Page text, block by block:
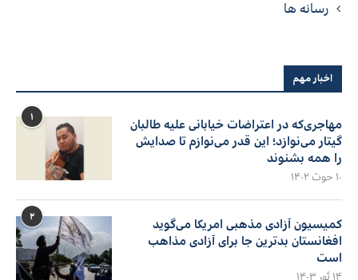
رسانه ها
اخبار مهم
۱
مهاجری‌که در اعتراضات خیابانی علیه طالبان
گیتار می‌نوازد؛ این قدر می‌نوازم تا صدایش
را همه بشنوند
۱۰ حوت ۱۴۰۲
۲
کمیسیون آزادی مذهبی امریکا می‌گوید
افغانستان بدترین جا برای آزادی مذاهب
است
۱۴ ثور ۱۴۰۳